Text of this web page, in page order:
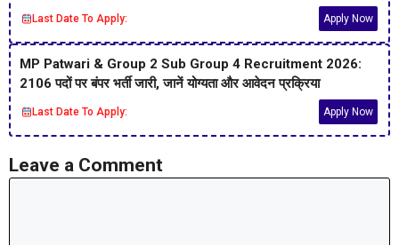
Last Date To Apply: Apply Now
MP Patwari & Group 2 Sub Group 4 Recruitment 2026:
2106 पदों पर बंपर भर्ती जारी, जानें योग्यता और आवेदन प्रक्रिया
Last Date To Apply: Apply Now
Leave a Comment